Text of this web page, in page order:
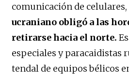
comunicación de celulares,
ucraniano obligó a las
retirarse hacia el norte.
especiales y paracaidistas
tendal de equipos bélicos